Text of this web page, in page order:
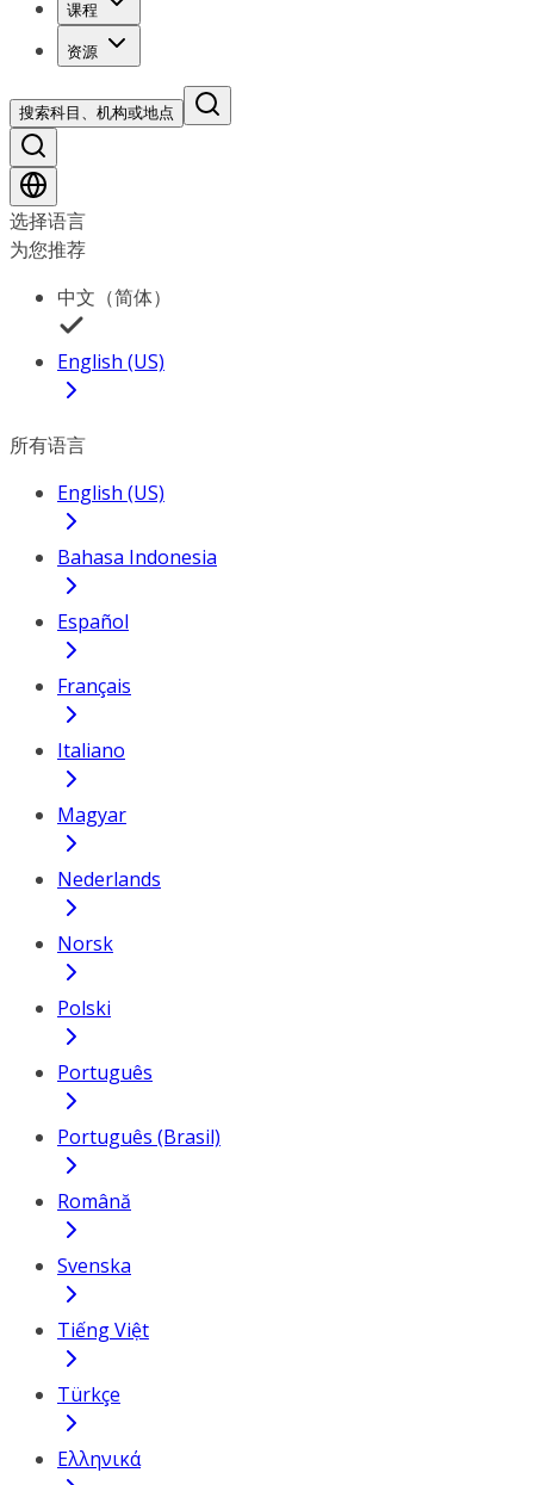
课程
资源
搜索科目、机构或地点
选择语言
为您推荐
中文（简体）
English (US)
所有语言
English (US)
Bahasa Indonesia
Español
Français
Italiano
Magyar
Nederlands
Norsk
Polski
Português
Português (Brasil)
Română
Svenska
Tiếng Việt
Türkçe
Ελληνικά